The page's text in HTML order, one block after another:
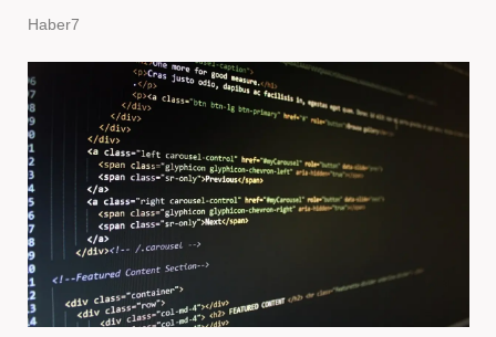
Haber7